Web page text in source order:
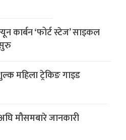
कार्बन ‘फोर्ट स्टेज’ साइकल
महिला ट्रेकिङ गाइड
मौसमबारे जानकारी